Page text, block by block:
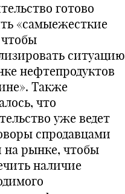
готово
«самыежесткие
ситуацию
нефтепродуктов
Также
что
уже ведет
спродавцами
рынке, чтобы
наличие